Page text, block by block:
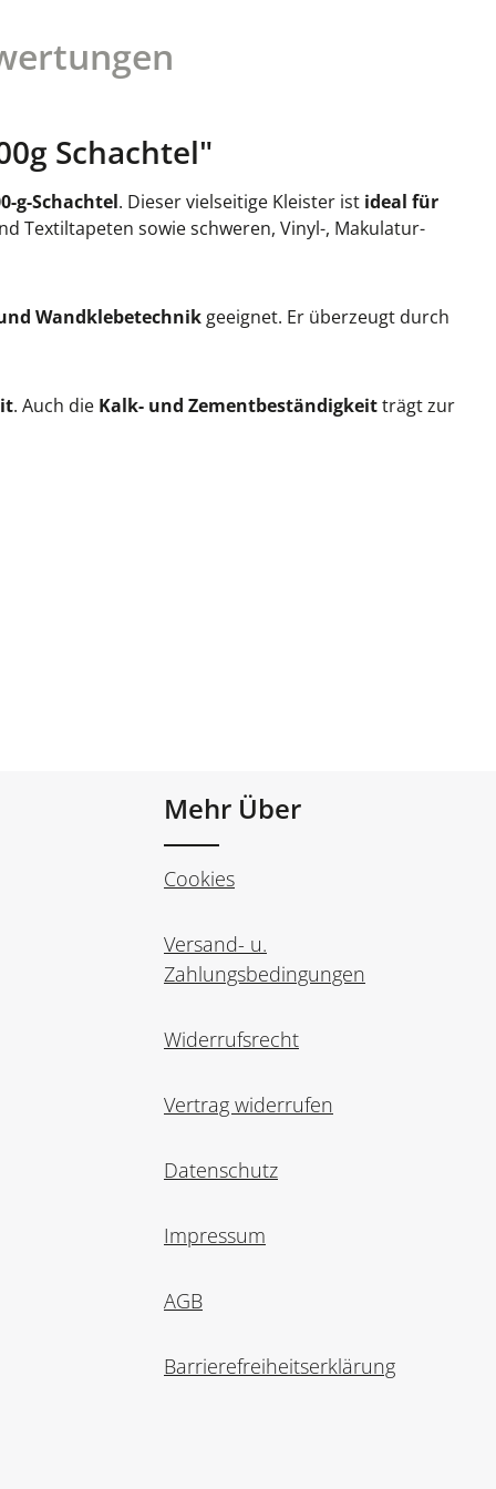
Schachtel"
g-Schachtel. Dieser vielseitige Kleister ist ideal für
Textiltapeten sowie schweren, Vinyl-, Makulatur-
Wandklebetechnik geeignet. Er überzeugt durch
. Auch die Kalk- und Zementbeständigkeitträgt zur
Mehr Über
Cookies
Versand- u.
Zahlungsbedingungen
Widerrufsrecht
Vertrag widerrufen
Datenschutz
Impressum
AGB
Barrierefreiheitserklärung